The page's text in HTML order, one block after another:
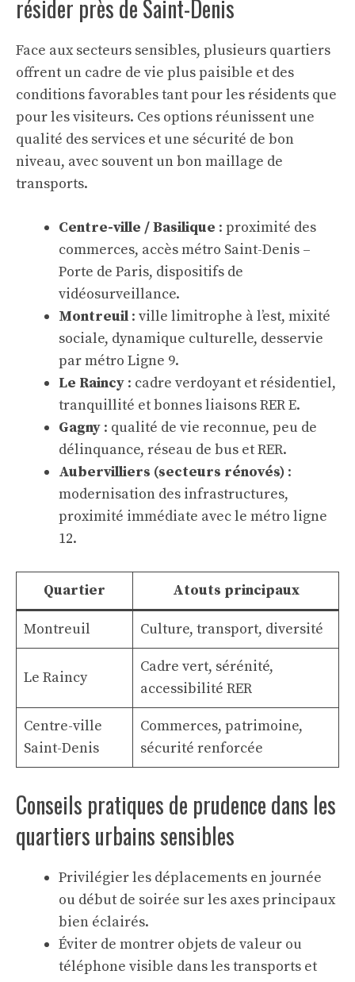
résider près de Saint-Denis
Face aux secteurs sensibles, plusieurs quartiers
offrent un cadre de vie plus paisible et des
conditions favorables tant pour les résidents que
pour les visiteurs. Ces options réunissent une
qualité des services et une sécurité de bon
niveau, avec souvent un bon maillage de
transports.
Centre-ville / Basilique : proximité des
commerces, accès métro Saint-Denis –
Porte de Paris, dispositifs de
vidéosurveillance.
Montreuil : ville limitrophe à l’est, mixité
sociale, dynamique culturelle, desservie
par métro Ligne 9.
Le Raincy : cadre verdoyant et résidentiel,
tranquillité et bonnes liaisons RER E.
Gagny : qualité de vie reconnue, peu de
délinquance, réseau de bus et RER.
Aubervilliers (secteurs rénovés) :
modernisation des infrastructures,
proximité immédiate avec le métro ligne
12.
Quartier Atouts principaux
Montreuil Culture, transport, diversité
Le Raincy
Cadre vert, sérénité,
accessibilité RER
Centre-ville
Saint-Denis
Commerces, patrimoine,
sécurité renforcée
Conseils pratiques de prudence dans les
quartiers urbains sensibles
Privilégier les déplacements en journée
ou début de soirée sur les axes principaux
bien éclairés.
Éviter de montrer objets de valeur ou
téléphone visible dans les transports et